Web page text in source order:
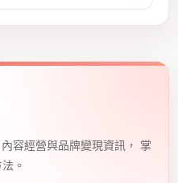
容經營與品牌變現資訊， 掌
。